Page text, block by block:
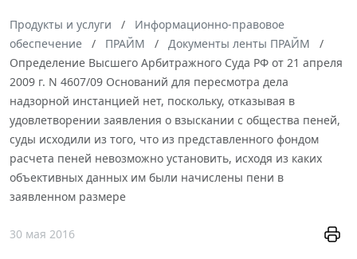
Продукты и услуги
Информационно-правовое
обеспечение
ПРАЙМ
Документы ленты ПРАЙМ
Определение Высшего Арбитражного Суда РФ от 21 апреля
2009 г. N 4607/09 Оснований для пересмотра дела
надзорной инстанцией нет, поскольку, отказывая в
удовлетворении заявления о взыскании с общества пеней,
суды исходили из того, что из представленного фондом
расчета пеней невозможно установить, исходя из каких
объективных данных им были начислены пени в
заявленном размере
30 мая 2016